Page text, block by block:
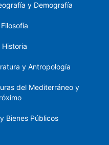
y Demografía
y Antropología
del Mediterráneo y
Bienes Públicos